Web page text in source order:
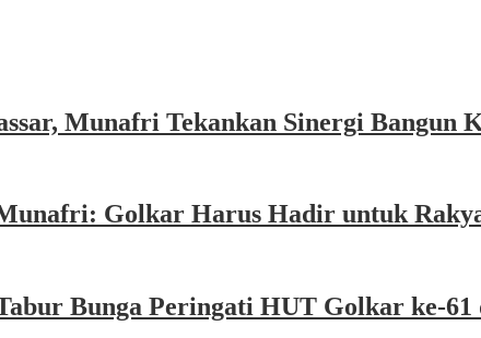
Munafri Tekankan Sinergi Bangun
Golkar Harus Hadir untuk
Bunga Peringati HUT Golkar ke-61